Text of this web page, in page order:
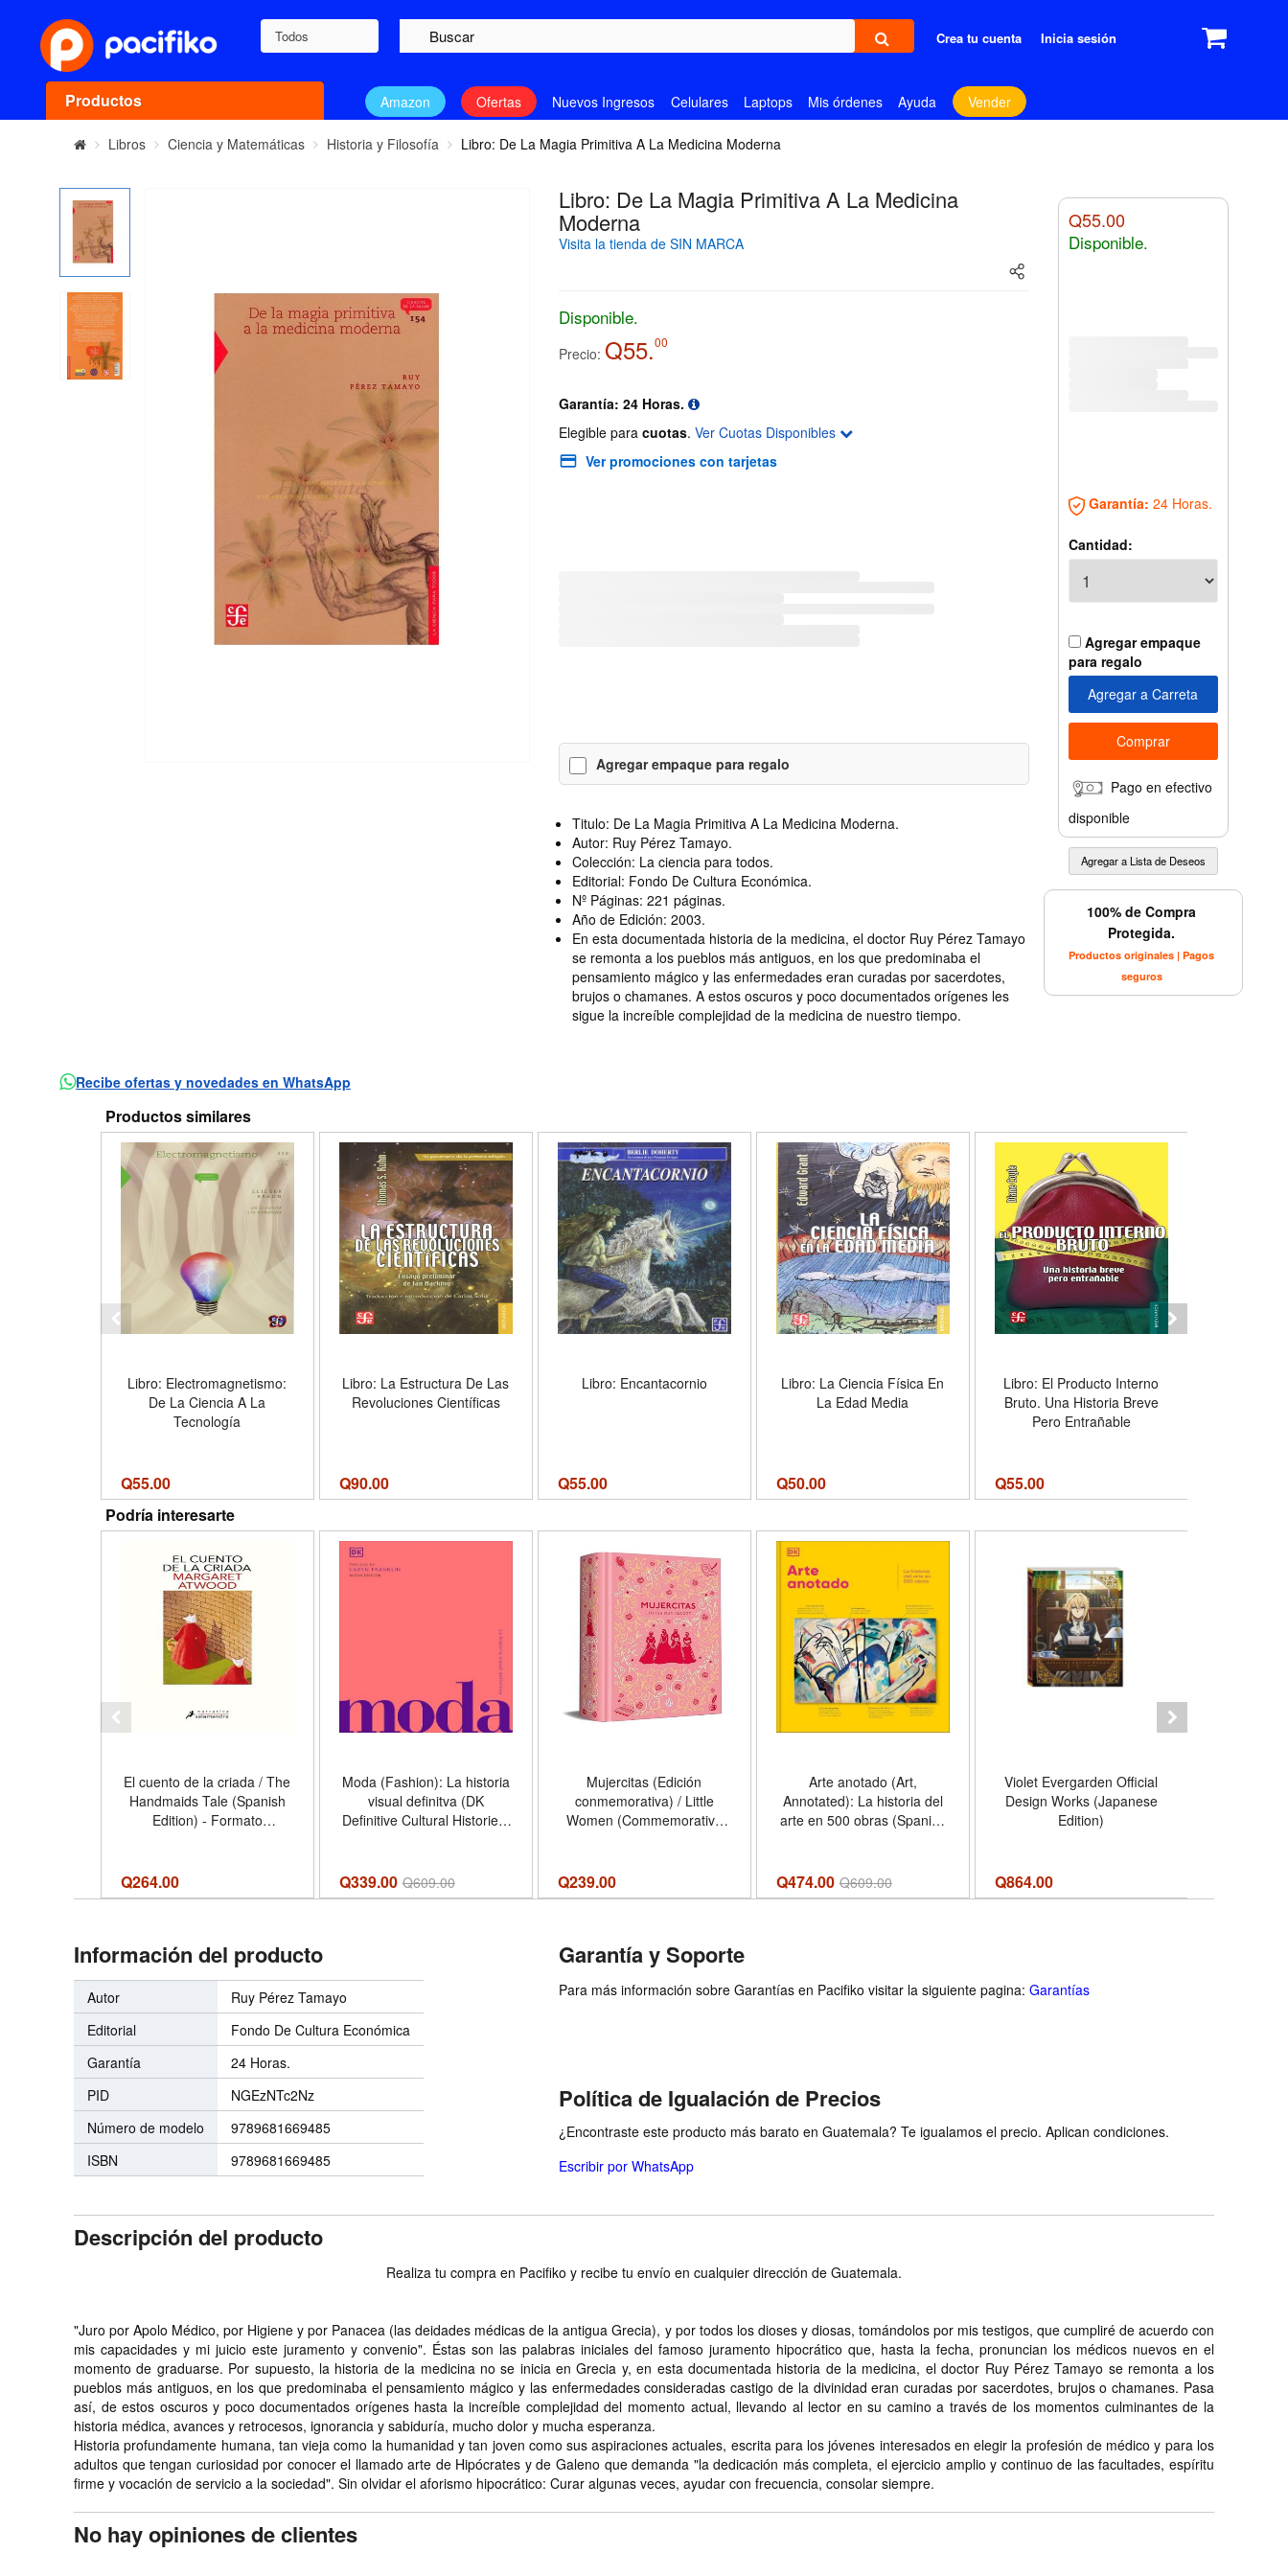
Todos Crea tu cuenta Inicia sesión
Productos Amazon Ofertas Nuevos Ingresos Celulares Laptops Mis órdenes Ayuda Vender
Libros Ciencia y Matemáticas Historia y Filosofía Libro: De La Magia Primitiva A La Medicina Moderna
Libro: De La Magia Primitiva A La Medicina
Moderna
Visita la tienda de SIN MARCA
Disponible.
Precio: Q55.00
Garantía: 24 Horas.
Elegible para cuotas. Ver Cuotas Disponibles
Ver promociones con tarjetas
Agregar empaque para regalo
Titulo: De La Magia Primitiva A La Medicina Moderna.
Autor: Ruy Pérez Tamayo.
Colección: La ciencia para todos.
Editorial: Fondo De Cultura Económica.
Nº Páginas: 221 páginas.
Año de Edición: 2003.
En esta documentada historia de la medicina, el doctor Ruy Pérez Tamayo
se remonta a los pueblos más antiguos, en los que predominaba el
pensamiento mágico y las enfermedades eran curadas por sacerdotes,
brujos o chamanes. A estos oscuros y poco documentados orígenes les
sigue la increíble complejidad de la medicina de nuestro tiempo.
Q55.00
Disponible.
Garantía: 24 Horas.
Cantidad:
Agregar empaque
para regalo
Pago en efectivo
disponible
100% de Compra
Protegida.
Productos originales | Pagos
seguros
Recibe ofertas y novedades en WhatsApp
Productos similares
Libro: Electromagnetismo:
De La Ciencia A La
Tecnología
Q55.00
Libro: La Estructura De Las
Revoluciones Científicas
Q90.00
Libro: Encantacornio
Q55.00
Libro: La Ciencia Física En
La Edad Media
Q50.00
Libro: El Producto Interno
Bruto. Una Historia Breve
Pero Entrañable
Q55.00
Podría interesarte
El cuento de la criada / The
Handmaids Tale (Spanish
Edition) - Formato
Q264.00
Moda (Fashion): La historia
visual definitva (DK
Definitive Cultural Histories)
Q339.00 Q609.00
Mujercitas (Edición
conmemorativa) / Little
Women (Commemorative
Q239.00
Arte anotado (Art,
Annotated): La historia del
arte en 500 obras (Spanish
Q474.00 Q609.00
Violet Evergarden Official
Design Works (Japanese
Edition)
Q864.00
Información del producto
Autor
Ruy Pérez Tamayo
Editorial
Fondo De Cultura Económica
Garantía
24 Horas.
PID
NGEzNTc2Nz
Número de modelo
9789681669485
ISBN
9789681669485
Garantía y Soporte
Para más información sobre Garantías en Pacifiko visitar la siguiente pagina: Garantías
Política de Igualación de Precios
¿Encontraste este producto más barato en Guatemala? Te igualamos el precio. Aplican condiciones.
Escribir por WhatsApp
Descripción del producto
Realiza tu compra en Pacifiko y recibe tu envío en cualquier dirección de Guatemala.
"Juro por Apolo Médico, por Higiene y por Panacea (las deidades médicas de la antigua Grecia), y por todos los dioses y diosas, tomándolos por mis testigos, que cumpliré de acuerdo con
mis capacidades y mi juicio este juramento y convenio". Éstas son las palabras iniciales del famoso juramento hipocrático que, hasta la fecha, pronuncian los médicos nuevos en el
momento de graduarse. Por supuesto, la historia de la medicina no se inicia en Grecia y, en esta documentada historia de la medicina, el doctor Ruy Pérez Tamayo se remonta a los
pueblos más antiguos, en los que predominaba el pensamiento mágico y las enfermedades consideradas castigo de la divinidad eran curadas por sacerdotes, brujos o chamanes. Pasa
así, de estos oscuros y poco documentados orígenes hasta la increíble complejidad del momento actual, llevando al lector en su camino a través de los momentos culminantes de la
historia médica, avances y retrocesos, ignorancia y sabiduría, mucho dolor y mucha esperanza.
Historia profundamente humana, tan vieja como la humanidad y tan joven como sus aspiraciones actuales, escrita para los jóvenes interesados en elegir la profesión de médico y para los
adultos que tengan curiosidad por conocer el llamado arte de Hipócrates y de Galeno que demanda "la dedicación más completa, el ejercicio amplio y continuo de las facultades, espíritu
firme y vocación de servicio a la sociedad". Sin olvidar el aforismo hipocrático: Curar algunas veces, ayudar con frecuencia, consolar siempre.
No hay opiniones de clientes